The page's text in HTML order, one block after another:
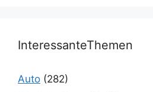
InteressanteThemen
Auto (282)